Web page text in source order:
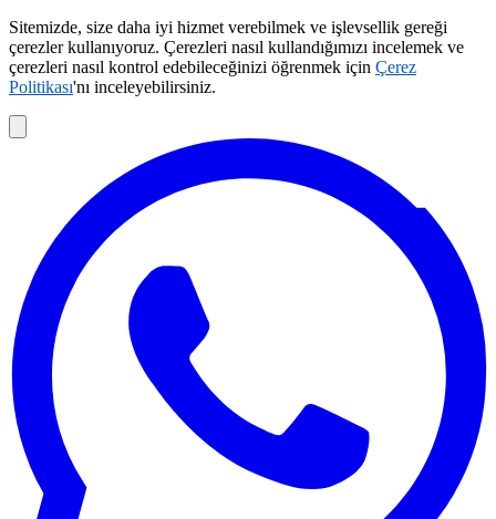
Sitemizde, size daha iyi hizmet verebilmek ve işlevsellik gereği
çerezler kullanıyoruz. Çerezleri nasıl kullandığımızı incelemek ve
çerezleri nasıl kontrol edebileceğinizi öğrenmek için Çerez
Politikası'nı inceleyebilirsiniz.